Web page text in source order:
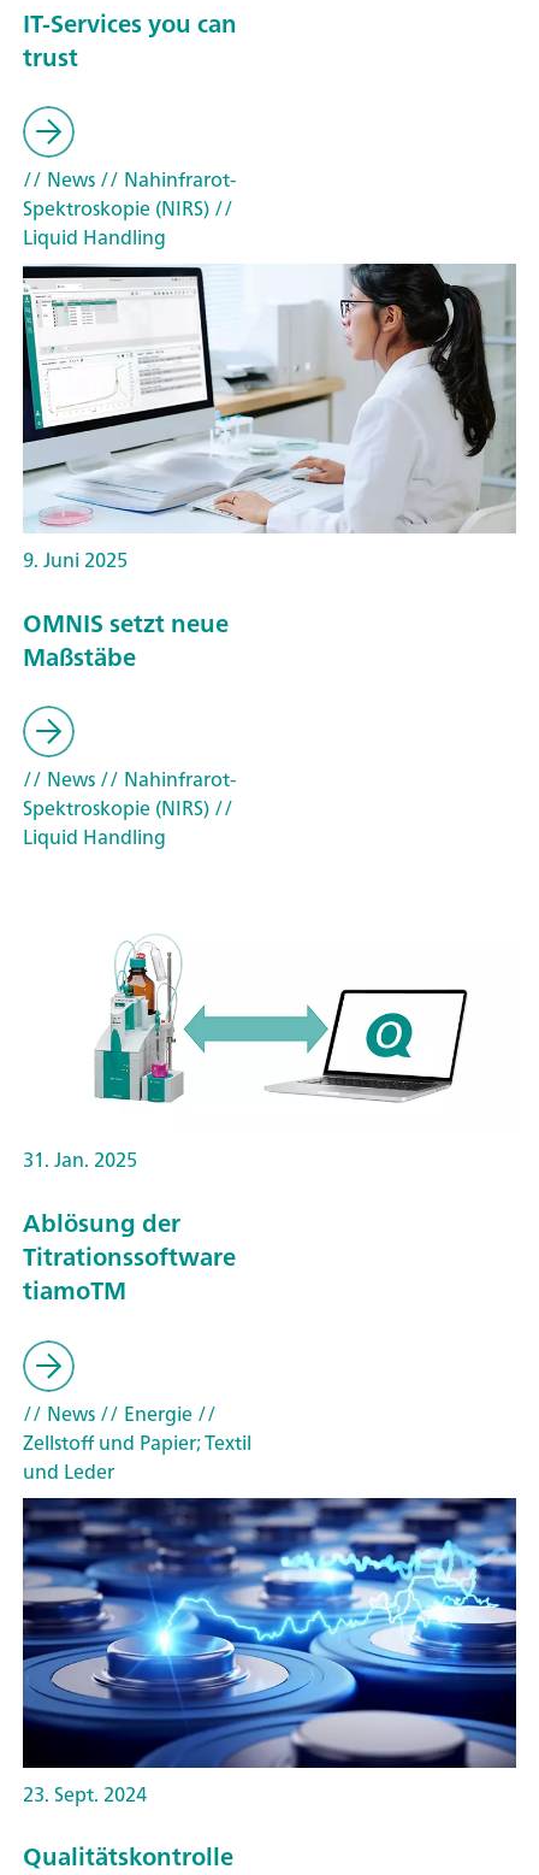
IT-Services you can
trust
// News// Nahinfrarot-
Spektroskopie (NIRS)//
Liquid Handling
9. Juni 2025
OMNIS setzt neue
Maßstäbe
// News// Nahinfrarot-
Spektroskopie (NIRS)//
Liquid Handling
31. Jan. 2025
Ablösung der
Titrationssoftware
tiamoTM
// News// Energie//
Zellstoff und Papier; Textil
und Leder
23. Sept. 2024
Qualitätskontrolle